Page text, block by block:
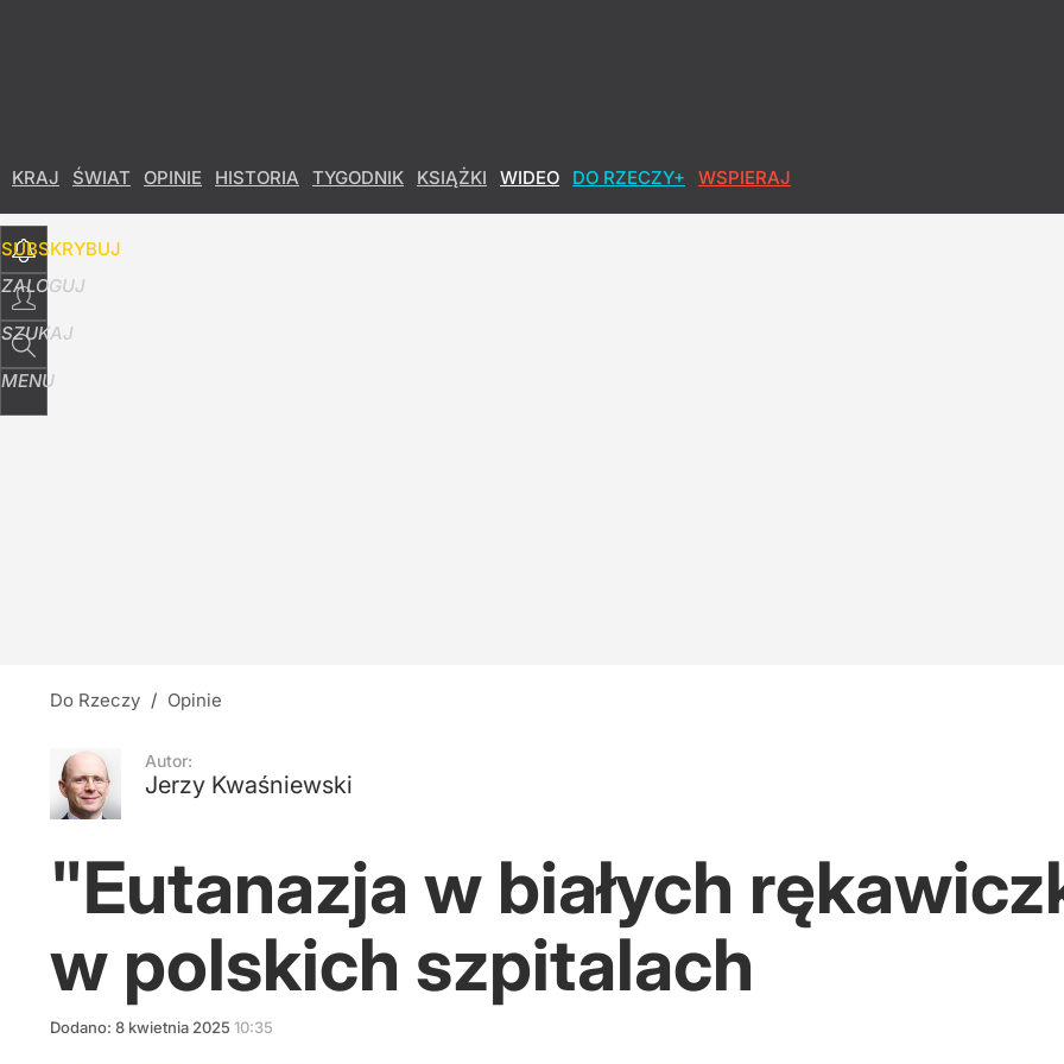
KRAJ ŚWIAT OPINIE HISTORIA TYGODNIK KSIĄŻKI WIDEO DO RZECZY+ WSPIERAJ
SUBSKRYBUJ
ZALOGUJ
SZUKAJ
MENU
Do Rzeczy / Opinie
Autor:
Jerzy Kwaśniewski
"Eutanazja w białych
w polskich szpitalach
Dodano: 8 kwietnia 2025 10:35